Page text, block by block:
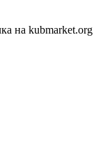
на kubmarket.org